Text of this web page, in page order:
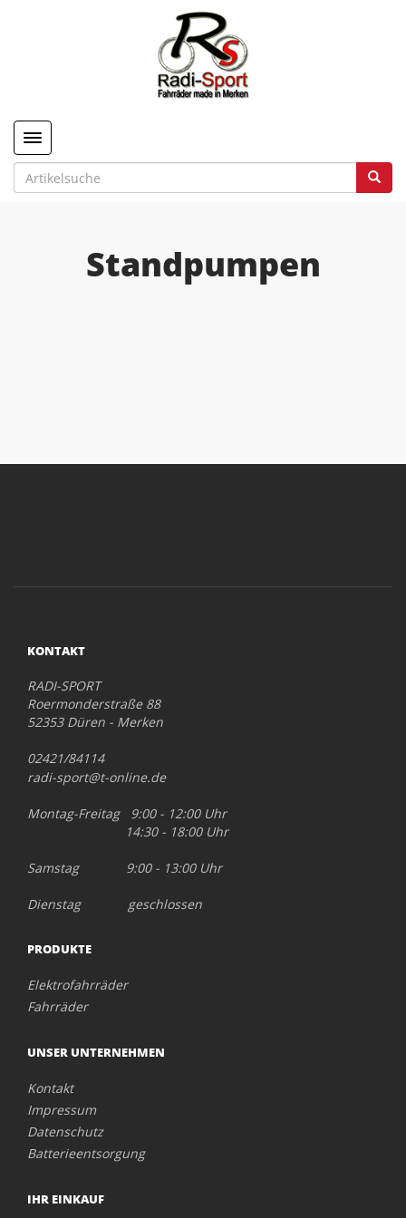
Toggle navigation
Standpumpen
KONTAKT
RADI-SPORT
Roermonderstraße 88
52353 Düren - Merken
02421/84114
radi-sport@t-online.de
Montag-Freitag 9:00 - 12:00 Uhr
14:30 - 18:00 Uhr
Samstag 9:00 - 13:00 Uhr
Dienstag geschlossen
PRODUKTE
Elektrofahrräder
Fahrräder
UNSER UNTERNEHMEN
Kontakt
Impressum
Datenschutz
Batterieentsorgung
IHR EINKAUF